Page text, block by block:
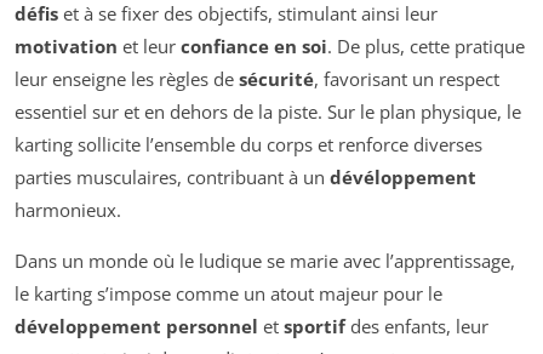
défis et à se fixer des objectifs, stimulant ainsi leur
motivation et leur confiance en soi. De plus, cette pratique
leur enseigne les règles de sécurité, favorisant un respect
essentiel sur et en dehors de la piste. Sur le plan physique, le
karting sollicite l’ensemble du corps et renforce diverses
parties musculaires, contribuant à un dévéloppement
harmonieux.
Dans un monde où le ludique se marie avec l’apprentissage,
le karting s’impose comme un atout majeur pour le
développement personnel et sportifdes enfants, leur